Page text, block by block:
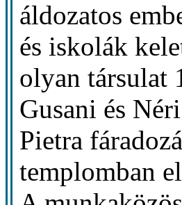
áldozatos
és iskolák
olyan társulat
Gusani és
Pietra
templomban